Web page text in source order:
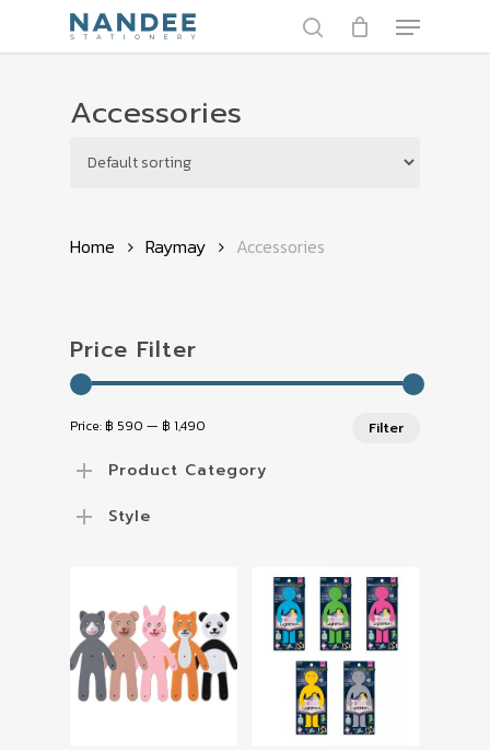
main
search
Menu
Accessories
Home Raymay Accessories
Price Filter
Filter
Price: ฿ 590 — ฿ 1,490
Product Category
Style